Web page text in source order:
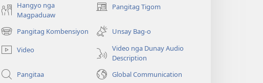
Hangyo nga
Magpaduaw
Pangitag Tigom
(mo-
ug
ong
window)
Pangitag Kombensiyon
(mo-
open
ug
ong
Unsay Bag-o
Video
Video nga Dunay Audio
Description
Pangitaa
Global Communication